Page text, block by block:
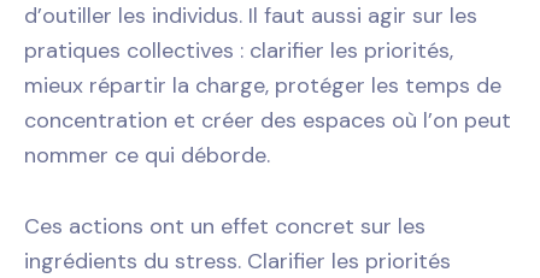
d’outiller les individus. Il faut aussi agir sur les
pratiques collectives : clarifier les priorités,
mieux répartir la charge, protéger les temps de
concentration et créer des espaces où l’on peut
nommer ce qui déborde.
Ces actions ont un effet concret sur les
ingrédients du stress. Clarifier les priorités